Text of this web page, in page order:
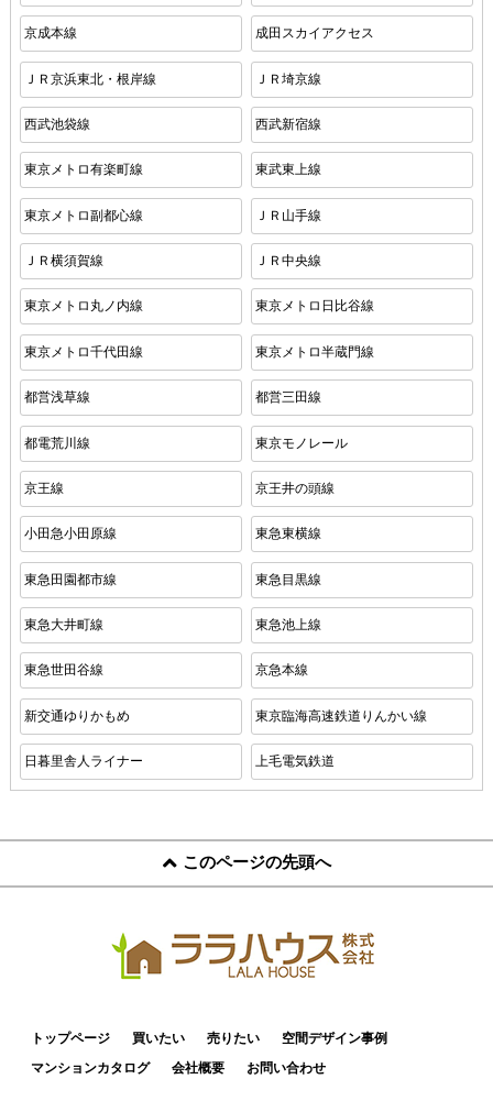
京成本線 成田スカイアクセス
ＪＲ京浜東北・根岸線 ＪＲ埼京線
西武池袋線 西武新宿線
東京メトロ有楽町線 東武東上線
東京メトロ副都心線 ＪＲ山手線
ＪＲ横須賀線 ＪＲ中央線
東京メトロ丸ノ内線 東京メトロ日比谷線
東京メトロ千代田線 東京メトロ半蔵門線
都営浅草線 都営三田線
都電荒川線 東京モノレール
京王線 京王井の頭線
小田急小田原線 東急東横線
東急田園都市線 東急目黒線
東急大井町線 東急池上線
東急世田谷線 京急本線
新交通ゆりかもめ 東京臨海高速鉄道りんかい線
日暮里舎人ライナー 上毛電気鉄道
このページの先頭へ
トップページ 買いたい 売りたい
空間デザイン事例
マンションカタログ
会社概要 お問い合わせ